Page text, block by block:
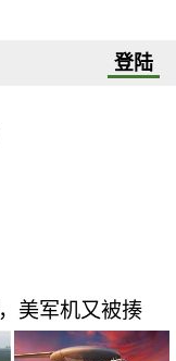
登陆
美军机又被揍